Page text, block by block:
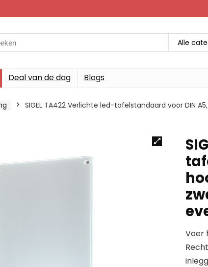
Alle
Deal van de dag Blogs
SIGEL TA422 Verlichte led-tafelstandaard voor DIN
Voer